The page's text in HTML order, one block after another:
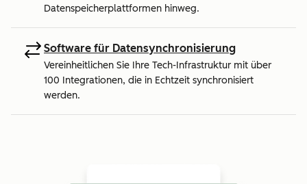
Datenspeicherplattformen hinweg.
Software für Datensynchronisierung
Vereinheitlichen Sie Ihre Tech-Infrastruktur mit über
100 Integrationen, die in Echtzeit synchronisiert
werden.